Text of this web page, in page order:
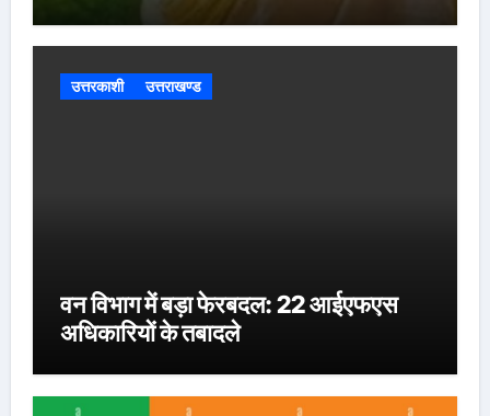
उत्तरकाशी उत्तराखण्ड
वन विभाग में बड़ा फेरबदल: 22 आईएफएस
अधिकारियों के तबादले